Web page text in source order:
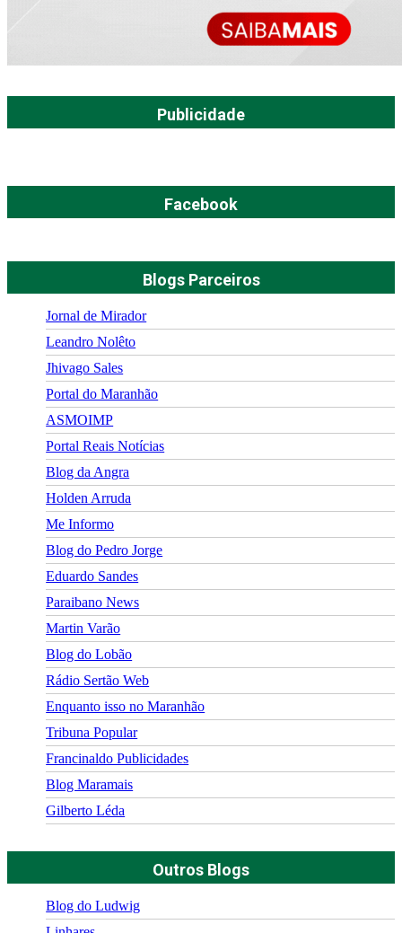
Publicidade
Facebook
Blogs Parceiros
Jornal de Mirador
Leandro Nolêto
Jhivago Sales
Portal do Maranhão
ASMOIMP
Portal Reais Notí­cias
Blog da Angra
Holden Arruda
Me Informo
Blog do Pedro Jorge
Eduardo Sandes
Paraibano News
Martin Varão
Blog do Lobão
Rádio Sertão Web
Enquanto isso no Maranhão
Tribuna Popular
Francinaldo Publicidades
Blog Maramais
Gilberto Léda
Outros Blogs
Blog do Ludwig